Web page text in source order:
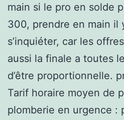
main si le pro en solde
300, prendre en main il
s’inquiéter, car les
aussi la finale a toutes
d’être proportionnelle.
Tarif horaire moyen de
plomberie en urgence :